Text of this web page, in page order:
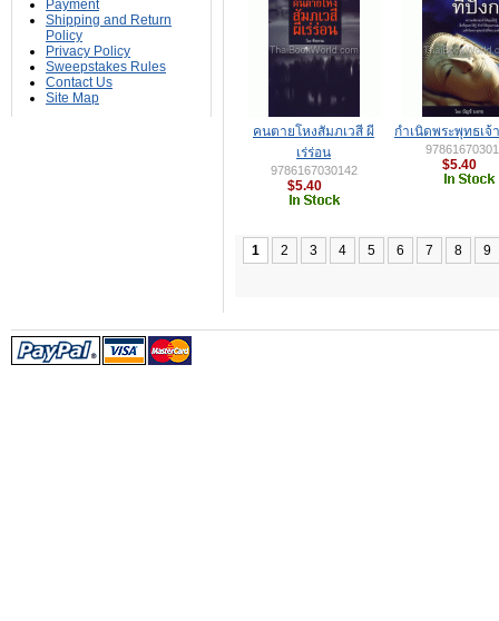
Payment
Shipping and Return
Policy
Privacy Policy
Sweepstakes Rules
Contact Us
Site Map
คนตายโหงสัมภเวสี ผี
เร่ร่อน
9786167030142
$5.40
กำเนิดพระพุทธเจ้
$5.40
1 2 3 4 5 6 7 8 9